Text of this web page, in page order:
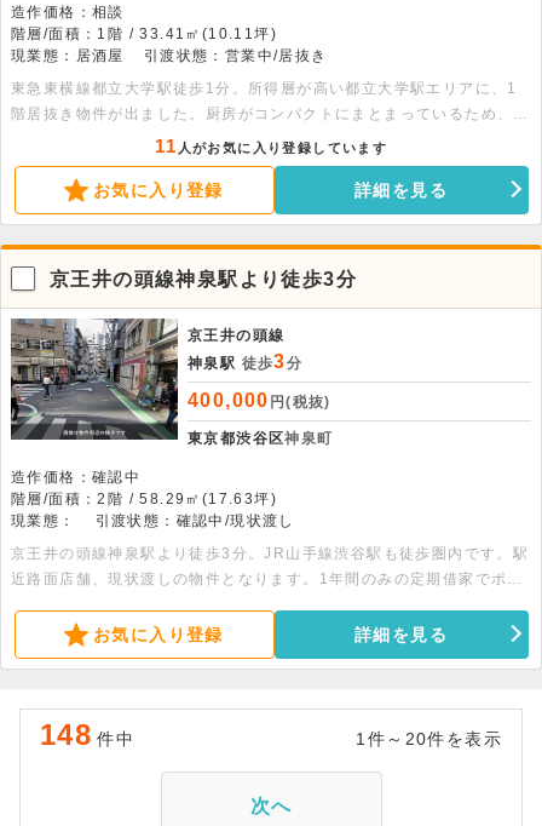
造作価格：相談
階層/面積：1階 / 33.41㎡(10.11坪)
現業態：居酒屋
引渡状態：営業中/居抜き
東急東横線都立大学駅徒歩1分。所得層が高い都立大学駅エリアに、1
階居抜き物件が出ました。厨房がコンパクトにまとまっているため、客
席が広く席数の確保が可能です。厨房から全体を見渡せるレイアウト、
さらには天井高があるため、空間が広く解放感があります。店内の一部
はコンクリート打ちっぱなしですが、客席・厨房共にきれいな造りとな
っております。屋上まで上がったダクト・埋設型のグリストラップ・天
井付きカセットエアコン等が残置した状態でのお引渡しとなる為、近し
い業態であればすぐの出店が可能です。（同ビル不可：串焼き、ヘアカ
ラー専門店、海鮮居酒屋）
11 人がお気に入り登録しています
お気に入り登録 詳細を見る
京王井の頭線神泉駅より徒歩3分
京王井の頭線
神泉駅 徒歩3分
400,000 円(税抜)
東京都渋谷区神泉町
造作価格：確認中
階層/面積：2階 / 58.29㎡(17.63坪)
現業態：
引渡状態：確認中/現状渡し
京王井の頭線神泉駅より徒歩3分。JR山手線渋谷駅も徒歩圏内です。駅
近路面店舗、現状渡しの物件となります。1年間のみの定期借家でポッ
フェ・お弁当屋など、業種はご相談ください。
お気に入り登録 詳細を見る
148 件中 1件～20件を表示
次へ